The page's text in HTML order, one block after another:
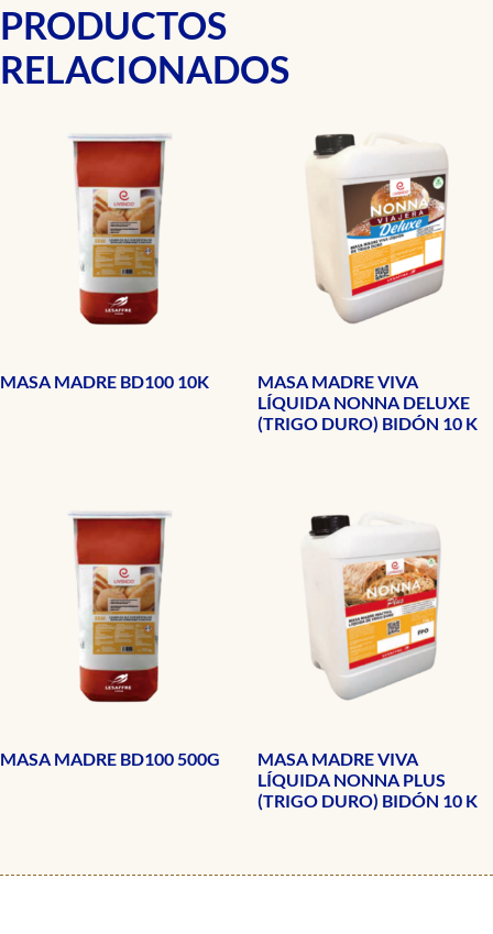
PRODUCTOS
RELACIONADOS
MASA MADRE BD100 10K
MASA MADRE VIVA
LÍQUIDA NONNA DELUXE
(TRIGO DURO) BIDÓN 10 K
MASA MADRE BD100 500G
MASA MADRE VIVA
LÍQUIDA NONNA PLUS
(TRIGO DURO) BIDÓN 10 K